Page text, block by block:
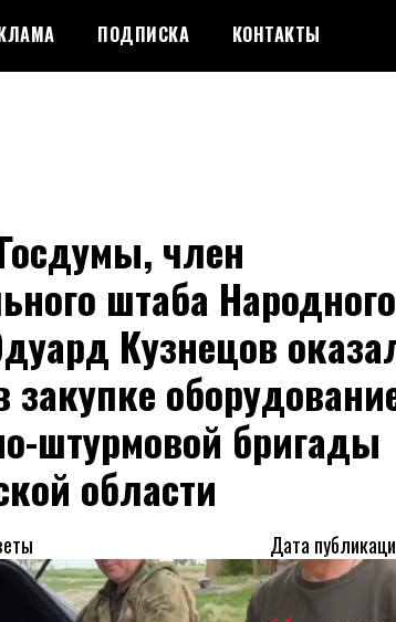
ПОДПИСКА КОНТАКТЫ
член
штаба Народного
Кузнецов
штурмовой бригады
области
Дата